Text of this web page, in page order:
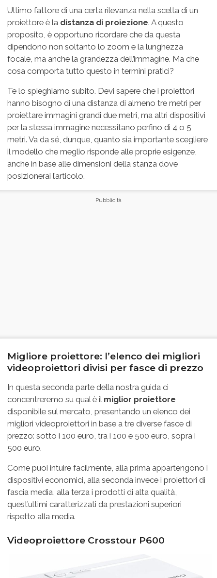
Ultimo fattore di una certa rilevanza nella scelta di un
proiettore è la distanza di proiezione. A questo
proposito, è opportuno ricordare che da questa
dipendono non soltanto lo zoom e la lunghezza
focale, ma anche la grandezza dell’immagine. Ma che
cosa comporta tutto questo in termini pratici?
Te lo spieghiamo subito. Devi sapere che i proiettori
hanno bisogno di una distanza di almeno tre metri per
proiettare immagini grandi due metri, ma altri dispositivi
per la stessa immagine necessitano perfino di 4 o 5
metri. Va da sé, dunque, quanto sia importante scegliere
il modello che meglio risponde alle proprie esigenze,
anche in base alle dimensioni della stanza dove
posizionerai l’articolo.
Migliore proiettore: l’elenco dei migliori
videoproiettori divisi per fasce di prezzo
In questa seconda parte della nostra guida ci
concentreremo su qual è il miglior proiettore
disponibile sul mercato, presentando un elenco dei
migliori videoproiettori in base a tre diverse fasce di
prezzo: sotto i 100 euro, tra i 100 e 500 euro, sopra i
500 euro.
Come puoi intuire facilmente, alla prima appartengono i
dispositivi economici, alla seconda invece i proiettori di
fascia media, alla terza i prodotti di alta qualità,
quest’ultimi caratterizzati da prestazioni superiori
rispetto alla media.
Videoproiettore Crosstour P600